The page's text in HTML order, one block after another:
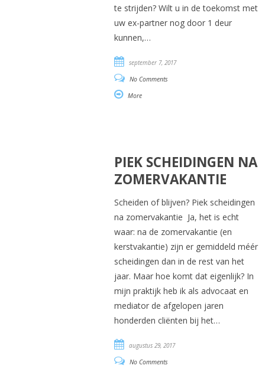
te strijden? Wilt u in de toekomst met
uw ex-partner nog door 1 deur
kunnen,…
september 7, 2017
No Comments
More
PIEK SCHEIDINGEN NA
ZOMERVAKANTIE
Scheiden of blijven? Piek scheidingen
na zomervakantie Ja, het is echt
waar: na de zomervakantie (en
kerstvakantie) zijn er gemiddeld méér
scheidingen dan in de rest van het
jaar. Maar hoe komt dat eigenlijk? In
mijn praktijk heb ik als advocaat en
mediator de afgelopen jaren
honderden cliënten bij het…
augustus 29, 2017
No Comments